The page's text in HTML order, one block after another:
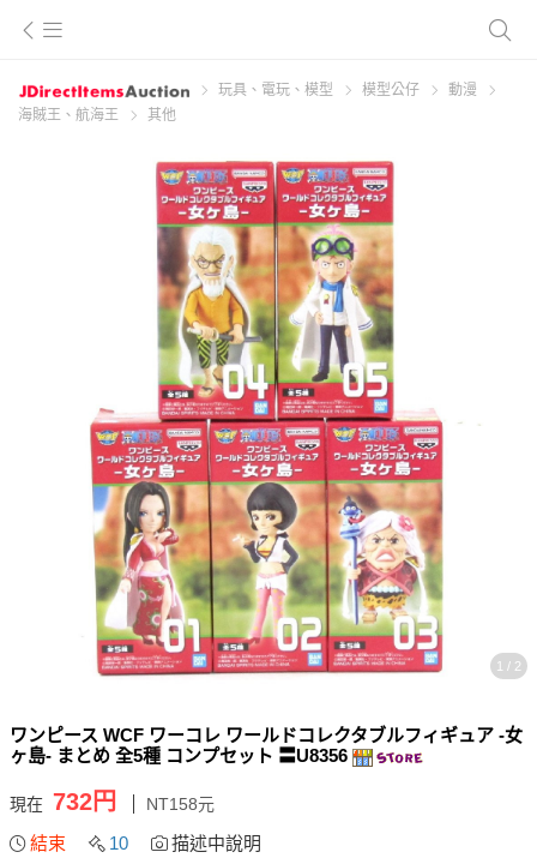
玩具、電玩、模型 模型公仔
動漫
海賊王、航海王
其他
1 / 2
ワンピース WCF ワーコレ ワールドコレクタブルフィギュア -女
ヶ島- まとめ 全5種 コンプセット 〓U8356
現在 732円 NT158元
結束 10 描述中說明